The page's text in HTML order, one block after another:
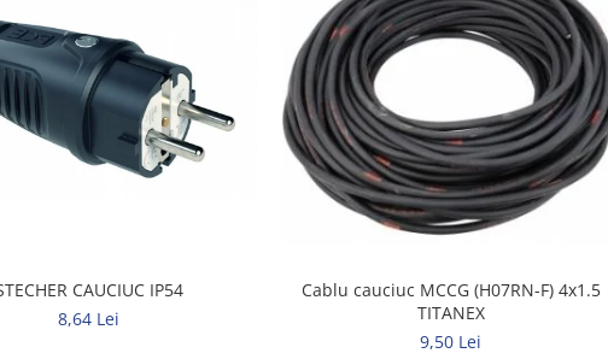
CAUCIUC IP54
8,64 Lei
Cablu cauciuc MCCG (H07RN-F) 4x1.5
TITANEX
9,50 Lei